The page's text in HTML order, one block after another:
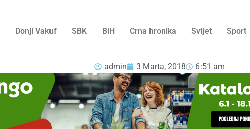
Donji Vakuf SBK BiH Crna hronika Svijet Sport
admin 3 Marta, 2018 6:51 am